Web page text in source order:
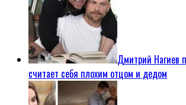
Дмитрий Нагиев
считает себя плохим отцом и дедом